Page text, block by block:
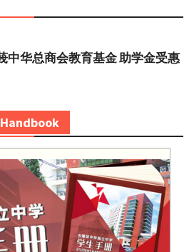
中华总商会教育基金 助学金受惠